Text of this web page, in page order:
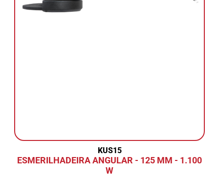
KUS15
ESMERILHADEIRA ANGULAR - 125 MM - 1.100
W